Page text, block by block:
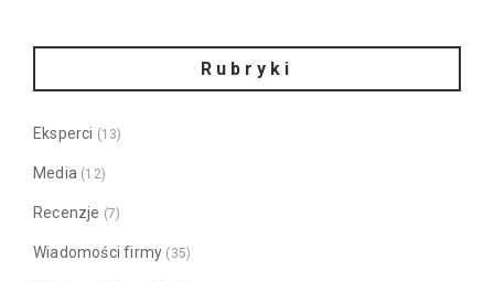
Rubryki
Eksperci (13)
Media (12)
Recenzje (7)
Wiadomości firmy (35)